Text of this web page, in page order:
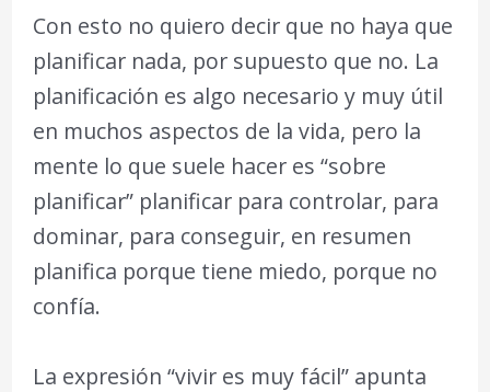
Con esto no quiero decir que no haya que
planificar nada, por supuesto que no. La
planificación es algo necesario y muy útil
en muchos aspectos de la vida, pero la
mente lo que suele hacer es “sobre
planificar” planificar para controlar, para
dominar, para conseguir, en resumen
planifica porque tiene miedo, porque no
confía.
La expresión “vivir es muy fácil” apunta